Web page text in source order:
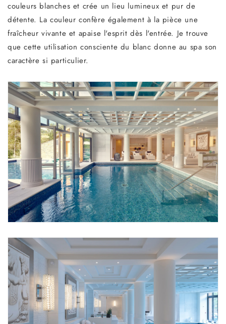
couleurs blanches et crée un lieu lumineux et pur de
détente. La couleur confère également à la pièce une
fraîcheur vivante et apaise l'esprit dès l'entrée. Je trouve
que cette utilisation consciente du blanc donne au spa son
caractère si particulier.